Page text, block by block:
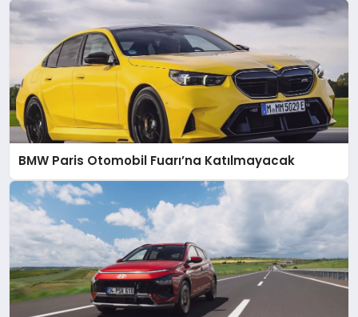
BMW Paris Otomobil Fuarı’na Katılmayacak